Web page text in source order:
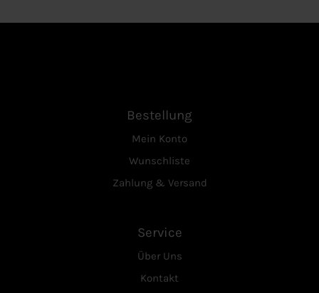
Bestellung
Mein Konto
Wunschliste
Zahlung & Versand
Service
Über Uns
Kontakt